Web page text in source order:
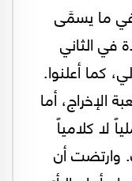
في ما يسمَّى
في الثاني
كما أعلنوا.
الإخراج، أما
لا كلامياً
وارتضت أن